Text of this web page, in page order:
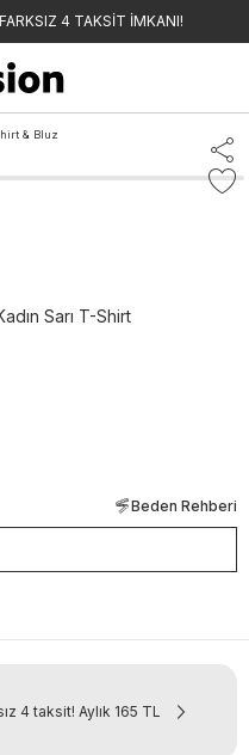
4 TAKSİT İMKANI!
& Bluz
Sarı T-Shirt
Beden Rehberi
4 taksit! Aylık 165 TL